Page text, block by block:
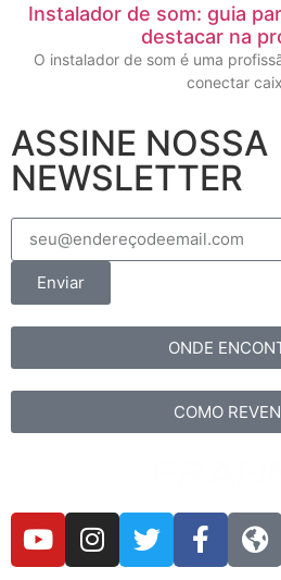
Instalador de som: guia
destacar na
O instalador de som é uma
conectar
ASSINE NOSSA
NEWSLETTER
Enviar
ONDE
COMO